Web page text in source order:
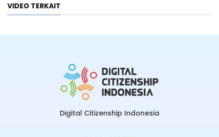
VIDEO TERKAIT
Digital Citizenship Indonesia